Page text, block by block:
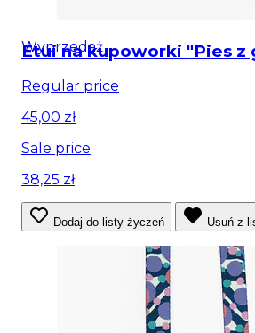
Wyprzedaż
Etui na kupoworki "Pies z
Regular price
45,00 zł
Sale price
38,25 zł
Dodaj do listy życzeń Usuń z